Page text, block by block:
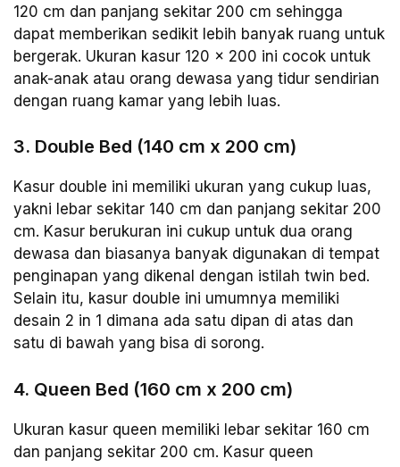
120 cm dan panjang sekitar 200 cm sehingga
dapat memberikan sedikit lebih banyak ruang untuk
bergerak. Ukuran kasur 120 x 200 ini cocok untuk
anak-anak atau orang dewasa yang tidur sendirian
dengan ruang kamar yang lebih luas.
3. Double Bed (140 cm x 200 cm)
Kasur double ini memiliki ukuran yang cukup luas,
yakni lebar sekitar 140 cm dan panjang sekitar 200
cm. Kasur berukuran ini cukup untuk dua orang
dewasa dan biasanya banyak digunakan di tempat
penginapan yang dikenal dengan istilah twin bed.
Selain itu, kasur double ini umumnya memiliki
desain 2 in 1 dimana ada satu dipan di atas dan
satu di bawah yang bisa di sorong.
4. Queen Bed (160 cm x 200 cm)
Ukuran kasur queen memiliki lebar sekitar 160 cm
dan panjang sekitar 200 cm. Kasur queen